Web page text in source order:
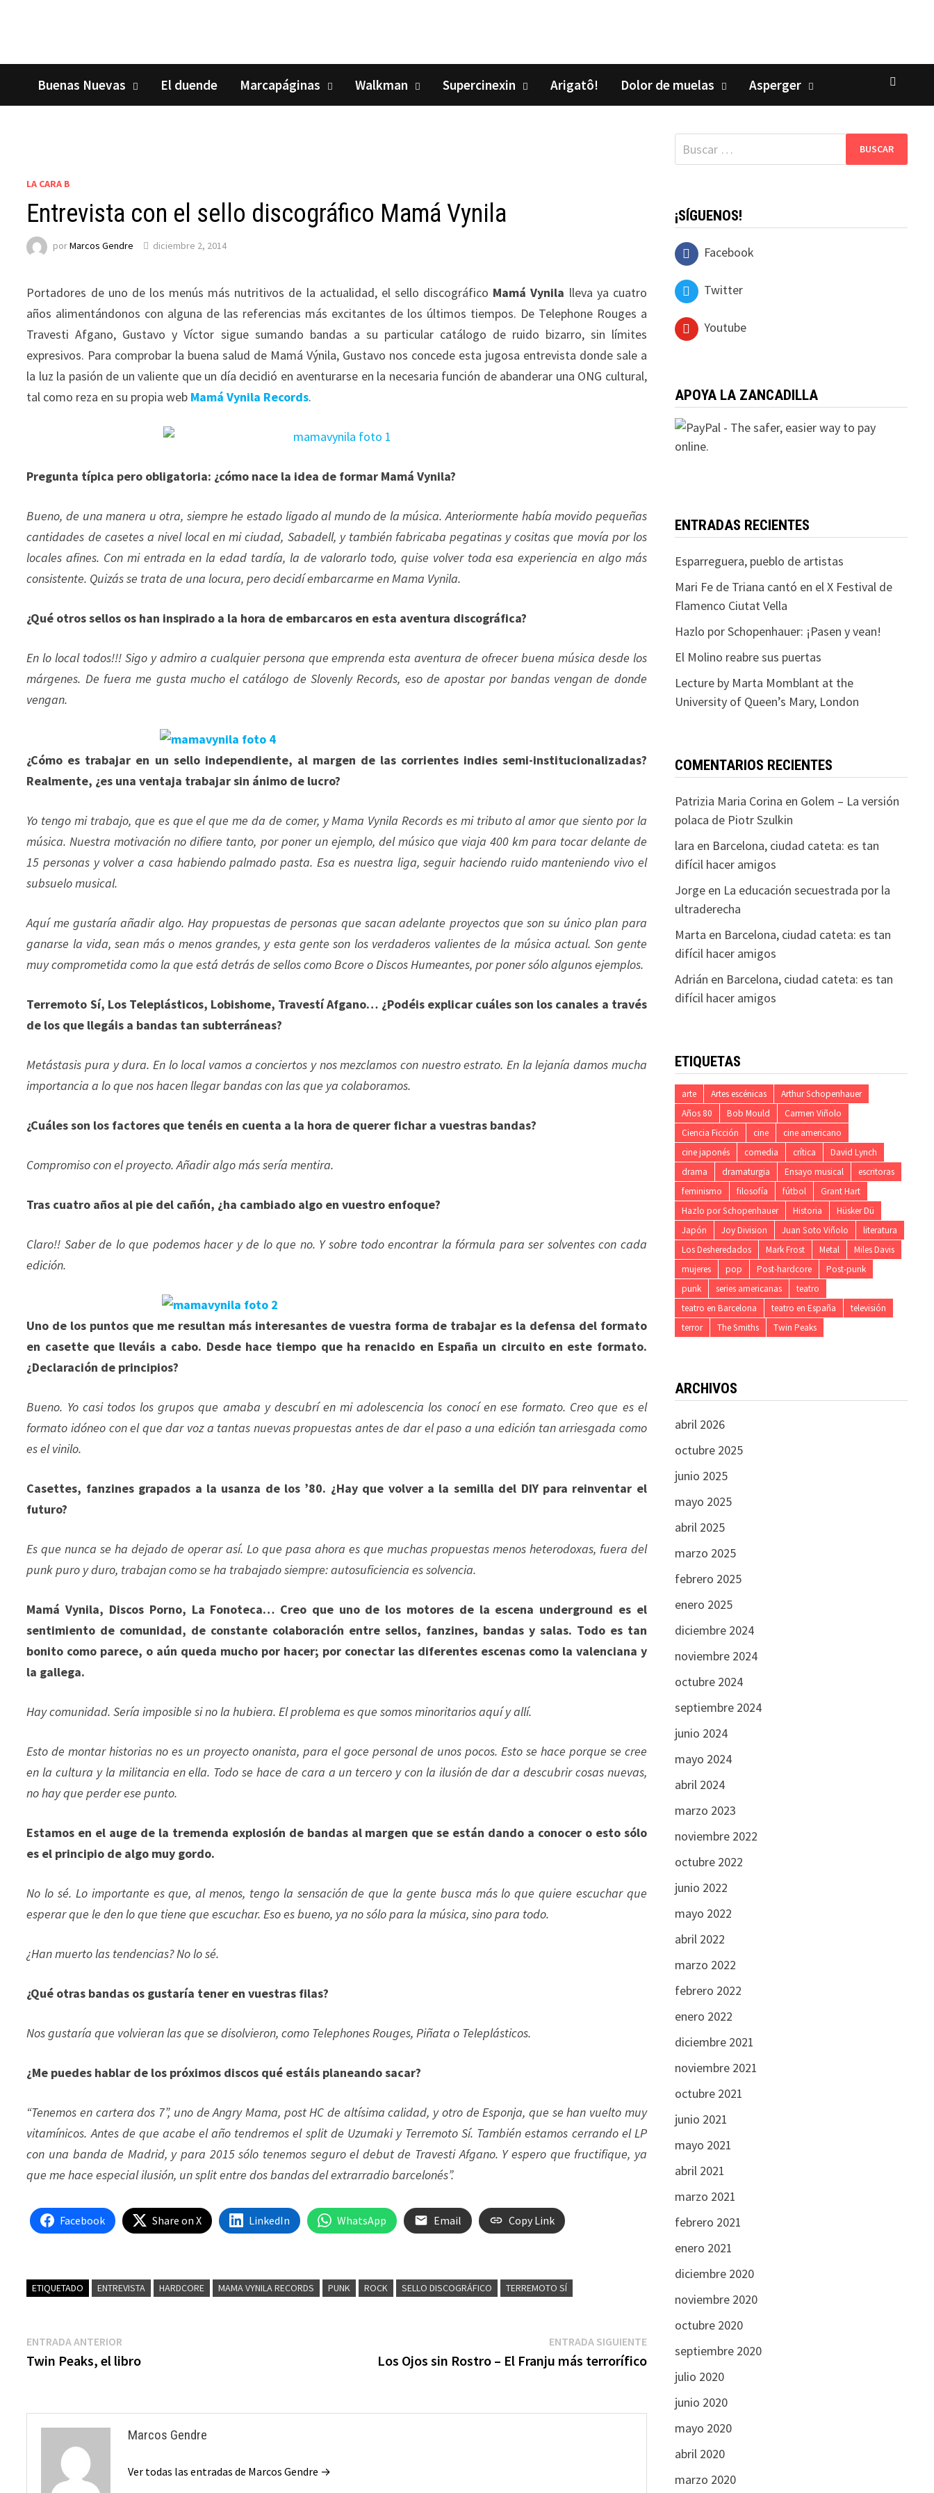
Buenas Nuevas El duende Marcapáginas Walkman Supercinexin Arigatô! Dolor de muelas Asperger
LA CARA B
Entrevista con el sello discográfico Mamá Vynila
porMarcos Gendre diciembre 2, 2014
Portadores de uno de los menús más nutritivos de la actualidad, el sello discográfico Mamá Vynila lleva ya cuatro
años alimentándonos con alguna de las referencias más excitantes de los últimos tiempos. De Telephone Rouges a
Travesti Afgano, Gustavo y Víctor sigue sumando bandas a su particular catálogo de ruido bizarro, sin límites
expresivos. Para comprobar la buena salud de Mamá Výnila, Gustavo nos concede esta jugosa entrevista donde sale a
la luz la pasión de un valiente que un día decidió en aventurarse en la necesaria función de abanderar una ONG cultural,
tal como reza en su propia web Mamá Vynila Records.
Pregunta típica pero obligatoria: ¿cómo nace la idea de formar Mamá Vynila?
Bueno, de una manera u otra, siempre he estado ligado al mundo de la música. Anteriormente había movido pequeñas
cantidades de casetes a nivel local en mi ciudad, Sabadell, y también fabricaba pegatinas y cositas que movía por los
locales afines. Con mi entrada en la edad tardía, la de valorarlo todo, quise volver toda esa experiencia en algo más
consistente. Quizás se trata de una locura, pero decidí embarcarme en Mama Vynila.
¿Qué otros sellos os han inspirado a la hora de embarcaros en esta aventura discográfica?
En lo local todos!!! Sigo y admiro a cualquier persona que emprenda esta aventura de ofrecer buena música desde los
márgenes. De fuera me gusta mucho el catálogo de Slovenly Records, eso de apostar por bandas vengan de donde
vengan.
¿Cómo es trabajar en un sello independiente, al margen de las corrientes indies semi-institucionalizadas?
Realmente, ¿es una ventaja trabajar sin ánimo de lucro?
Yo tengo mi trabajo, que es que el que me da de comer, y Mama Vynila Records es mi tributo al amor que siento por la
música. Nuestra motivación no difiere tanto, por poner un ejemplo, del músico que viaja 400 km para tocar delante de
15 personas y volver a casa habiendo palmado pasta. Esa es nuestra liga, seguir haciendo ruido manteniendo vivo el
subsuelo musical.
Aquí me gustaría añadir algo. Hay propuestas de personas que sacan adelante proyectos que son su único plan para
ganarse la vida, sean más o menos grandes, y esta gente son los verdaderos valientes de la música actual. Son gente
muy comprometida como la que está detrás de sellos como Bcore o Discos Humeantes, por poner sólo algunos ejemplos.
Terremoto Sí, Los Teleplásticos, Lobishome, Travestí Afgano… ¿Podéis explicar cuáles son los canales a través
de los que llegáis a bandas tan subterráneas?
Metástasis pura y dura. En lo local vamos a conciertos y nos mezclamos con nuestro estrato. En la lejanía damos mucha
importancia a lo que nos hacen llegar bandas con las que ya colaboramos.
¿Cuáles son los factores que tenéis en cuenta a la hora de querer fichar a vuestras bandas?
Compromiso con el proyecto. Añadir algo más sería mentira.
Tras cuatro años al pie del cañón, ¿ha cambiado algo en vuestro enfoque?
Claro!! Saber de lo que podemos hacer y de lo que no. Y sobre todo encontrar la fórmula para ser solventes con cada
edición.
Uno de los puntos que me resultan más interesantes de vuestra forma de trabajar es la defensa del formato
en casette que lleváis a cabo. Desde hace tiempo que ha renacido en España un circuito en este formato.
¿Declaración de principios?
Bueno. Yo casi todos los grupos que amaba y descubrí en mi adolescencia los conocí en ese formato. Creo que es el
formato idóneo con el que dar voz a tantas nuevas propuestas antes de dar el paso a una edición tan arriesgada como
es el vinilo.
Casettes, fanzines grapados a la usanza de los ’80. ¿Hay que volver a la semilla del DIY para reinventar el
futuro?
Es que nunca se ha dejado de operar así. Lo que pasa ahora es que muchas propuestas menos heterodoxas, fuera del
punk puro y duro, trabajan como se ha trabajado siempre: autosuficiencia es solvencia.
Mamá Vynila, Discos Porno, La Fonoteca… Creo que uno de los motores de la escena underground es el
sentimiento de comunidad, de constante colaboración entre sellos, fanzines, bandas y salas. Todo es tan
bonito como parece, o aún queda mucho por hacer; por conectar las diferentes escenas como la valenciana y
la gallega.
Hay comunidad. Sería imposible si no la hubiera. El problema es que somos minoritarios aquí y allí.
Esto de montar historias no es un proyecto onanista, para el goce personal de unos pocos. Esto se hace porque se cree
en la cultura y la militancia en ella. Todo se hace de cara a un tercero y con la ilusión de dar a descubrir cosas nuevas,
no hay que perder ese punto.
Estamos en el auge de la tremenda explosión de bandas al margen que se están dando a conocer o esto sólo
es el principio de algo muy gordo.
No lo sé. Lo importante es que, al menos, tengo la sensación de que la gente busca más lo que quiere escuchar que
esperar que le den lo que tiene que escuchar. Eso es bueno, ya no sólo para la música, sino para todo.
¿Han muerto las tendencias? No lo sé.
¿Qué otras bandas os gustaría tener en vuestras filas?
Nos gustaría que volvieran las que se disolvieron, como Telephones Rouges, Piñata o Teleplásticos.
¿Me puedes hablar de los próximos discos qué estáis planeando sacar?
“Tenemos en cartera dos 7”, uno de Angry Mama, post HC de altísima calidad, y otro de Esponja, que se han vuelto muy
vitamínicos. Antes de que acabe el año tendremos el split de Uzumaki y Terremoto Sí. También estamos cerrando el LP
con una banda de Madrid, y para 2015 sólo tenemos seguro el debut de Travesti Afgano. Y espero que fructifique, ya
que me hace especial ilusión, un split entre dos bandas del extrarradio barcelonés”.
Facebook Share on X LinkedIn WhatsApp Email Copy Link
ETIQUETADO ENTREVISTA HARDCORE MAMA VYNILA RECORDS PUNK ROCK SELLO DISCOGRÁFICO TERREMOTO SÍ
Navegación
de
ENTRADA ANTERIOR
anterior:
Twin Peaks, el libro
ENTRADA SIGUIENTEEntrada
siguiente:
Los Ojos sin Rostro – El Franju más terrorífico
Marcos Gendre
Ver todas las entradas de Marcos Gendre →
Buscar:
¡SÍGUENOS!
Facebook
Twitter
Youtube
APOYA LA ZANCADILLA
ENTRADAS RECIENTES
Esparreguera, pueblo de artistas
Mari Fe de Triana cantó en el X Festival de
Flamenco Ciutat Vella
Hazlo por Schopenhauer: ¡Pasen y vean!
El Molino reabre sus puertas
Lecture by Marta Momblant at the
University of Queen’s Mary, London
COMENTARIOS RECIENTES
Patrizia Maria Corina en Golem – La versión
polaca de Piotr Szulkin
lara en Barcelona, ciudad cateta: es tan
difícil hacer amigos
Jorgeen La educación secuestrada por la
ultraderecha
Marta en Barcelona, ciudad cateta: es tan
difícil hacer amigos
Adrián en Barcelona, ciudad cateta: es tan
difícil hacer amigos
ETIQUETAS
arte Artes escénicas
Arthur Schopenhauer
Años 80
Bob Mould
Carmen Viñolo
Ciencia Ficción
cine
cine americano
cine japonés
comedia crítica
David Lynch
drama
dramaturgia Ensayo musical
escritoras
feminismo
filosofía fútbol
Grant Hart
Hazlo por Schopenhauer
Historia
Hüsker Dü
Japón
Joy Division Juan Soto Viñolo
literatura
Los Desheredados
Mark Frost Metal
Miles Davis
mujeres
pop Post-hardcore
Post-punk
punk
series americanas
teatro
teatro en Barcelona
teatro en España
televisión
terror
The Smiths Twin Peaks
ARCHIVOS
abril 2026
octubre 2025
junio 2025
mayo 2025
abril 2025
marzo 2025
febrero 2025
enero 2025
diciembre 2024
noviembre 2024
octubre 2024
septiembre 2024
junio 2024
mayo 2024
abril 2024
marzo 2023
noviembre 2022
octubre 2022
junio 2022
mayo 2022
abril 2022
marzo 2022
febrero 2022
enero 2022
diciembre 2021
noviembre 2021
octubre 2021
junio 2021
mayo 2021
abril 2021
marzo 2021
febrero 2021
enero 2021
diciembre 2020
noviembre 2020
octubre 2020
septiembre 2020
julio 2020
junio 2020
mayo 2020
abril 2020
marzo 2020